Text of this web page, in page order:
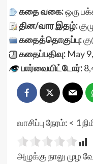
கதை வகை:ஒரு
தின/வார இதழ்:
கதைத்தொகுப்பு:
கதைப்பதிவு:May
பார்வையிட்டோர்:
வாசிப்பு நேரம்: < 1
அழுக்கு நாலு முழ